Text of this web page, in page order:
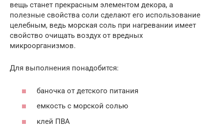
вещь станет прекрасным элементом декора, а
полезные свойства соли сделают его использование
целебным, ведь морская соль при нагревании имеет
свойство очищать воздух от вредных
микроорганизмов.
Для выполнения понадобится:
баночка от детского питания
емкость с морской солью
клей ПВА